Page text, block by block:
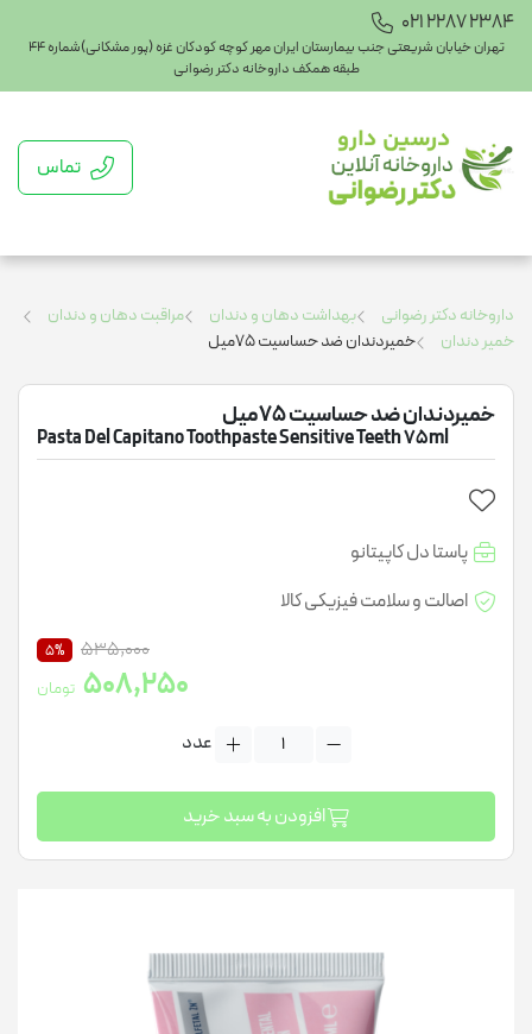
021 2287 2384
تهران خیابان شریعتی جنب بیمارستان ایران مهر کوچه کودکان غزه (پور مشکانی)شماره ۴۴
طبقه همکف داروخانه دکتر رضوانی
تماس
داروخانه دکتر رضوانی بهداشت دهان و دندان
مراقبت دهان و دندان
خمیر دندان
خمیردندان ضد حساسیت 75میل
خمیردندان ضد حساسیت 75میل
Pasta Del Capitano Toothpaste Sensitive Teeth 75ml
پاستا دل کاپیتانو
اصالت و سلامت فیزیکی کالا
535,000
5%
508,250 تومان
عدد